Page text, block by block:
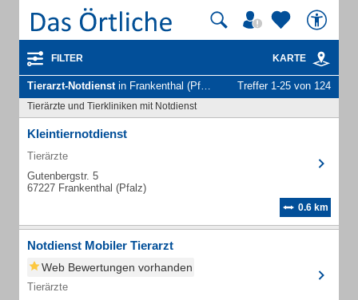
FILTER KARTE
Tierarzt-Notdienstin Frankenthal (Pfalz) Treffer 1-25 von 124
Tierärzte und Tierkliniken mit Notdienst
Kleintiernotdienst
Tierärzte
Gutenbergstr. 5
67227 Frankenthal (Pfalz)
0.6 km
Notdienst Mobiler Tierarzt
Web Bewertungen vorhanden
Tierärzte